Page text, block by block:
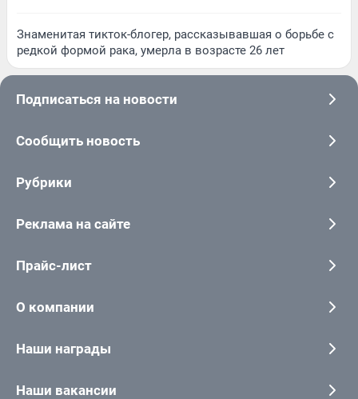
Знаменитая тикток-блогер, рассказывавшая о борьбе с
редкой формой рака, умерла в возрасте 26 лет
Подписаться на новости
Сообщить новость
Рубрики
Реклама на сайте
Прайс-лист
О компании
Наши награды
Наши вакансии